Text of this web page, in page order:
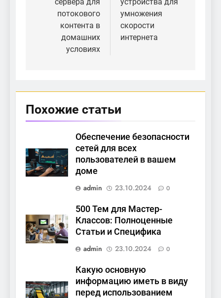
записям
потокового
контента в
домашних
условиях
умножения
скорости
интернета
Похожие статьи
Обеспечение безопасности
сетей для всех
пользователей в вашем
доме
admin
23.10.2024 0
500 Тем для Мастер-
Классов: Полноценные
Статьи и Специфика
admin
23.10.2024 0
Какую основную
информацию иметь в виду
перед использованием